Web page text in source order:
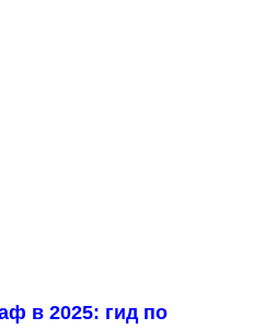
в 2025: гид по